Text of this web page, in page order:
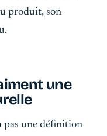
produit, son
une
pas une définition